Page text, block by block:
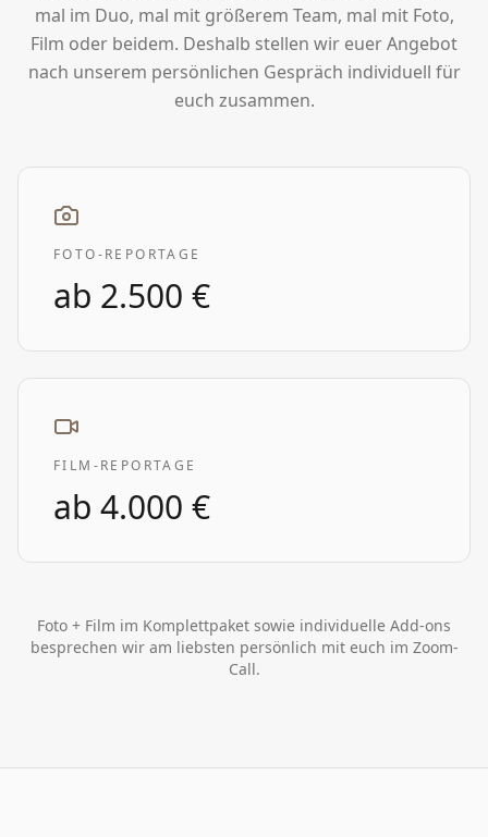
mal im Duo, mal mit größerem Team, mal mit Foto,
Film oder beidem. Deshalb stellen wir euer Angebot
nach unserem persönlichen Gespräch individuell für
euch zusammen.
FOTO-REPORTAGE
ab 2.500 €
FILM-REPORTAGE
ab 4.000 €
Foto + Film im Komplettpaket sowie individuelle Add-ons
besprechen wir am liebsten persönlich mit euch im Zoom-
Call.